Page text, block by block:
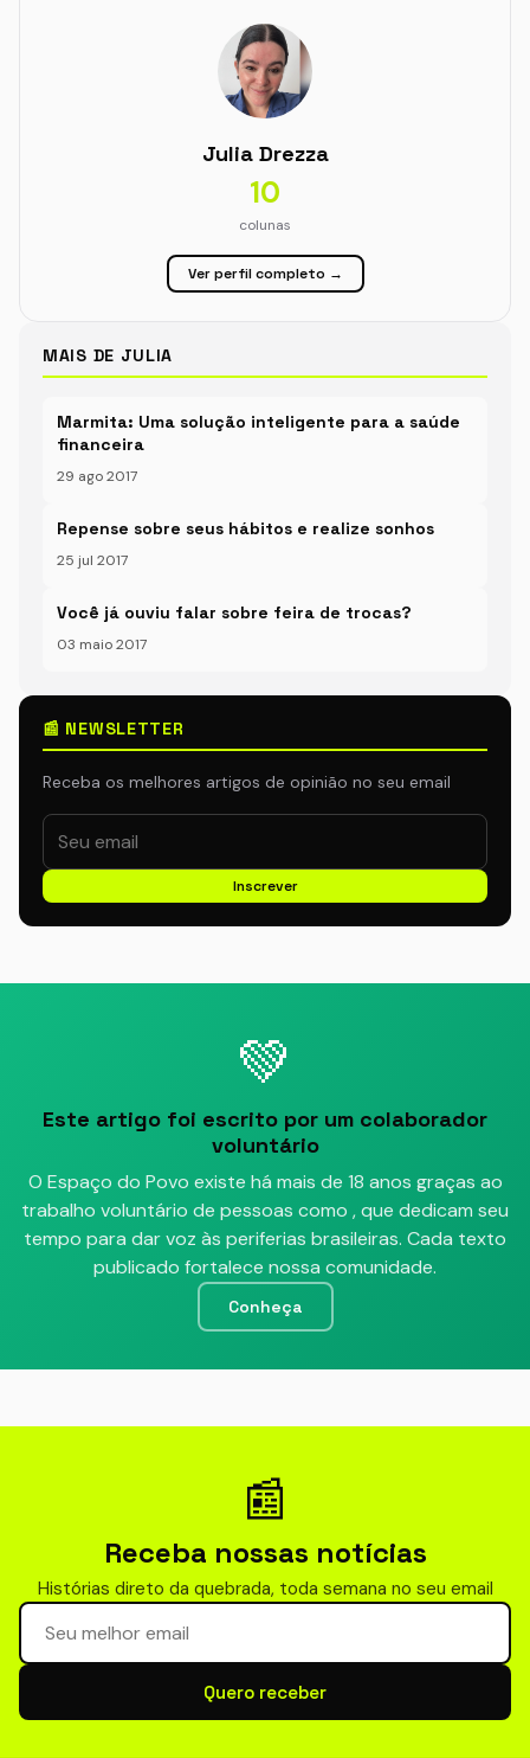
Julia Drezza
10
colunas
Ver perfil completo →
MAIS DE JULIA
Marmita: Uma solução inteligente para a saúde
financeira
29 ago 2017
Repense sobre seus hábitos e realize sonhos
25 jul 2017
Você já ouviu falar sobre feira de trocas?
03 maio 2017
📰 NEWSLETTER
Receba os melhores artigos de opinião no seu email
Inscrever
💚
Este artigo foi escrito por um colaborador
voluntário
O Espaço do Povo existe há mais de 18 anos graças ao
trabalho voluntário de pessoas como , que dedicam seu
tempo para dar voz às periferias brasileiras. Cada texto
publicado fortalece nossa comunidade.
Conheça
📰
Receba nossas notícias
Histórias direto da quebrada, toda semana no seu email
Seu email para newsletter
Quero receber